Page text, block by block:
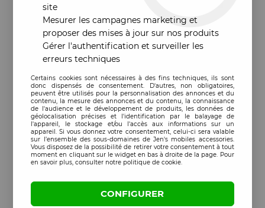
site
Mesurer les campagnes marketing et
proposer des mises à jour sur nos produits
Gérer l'authentification et surveiller les
erreurs techniques
Certains cookies sont nécessaires à des fins techniques, ils sont
donc dispensés de consentement. D'autres, non obligatoires,
peuvent être utilisés pour la personnalisation des annonces et du
contenu, la mesure des annonces et du contenu, la connaissance
de l'audience et le développement de produits, les données de
géolocalisation précises et l'identification par le balayage de
l'appareil, le stockage et/ou l'accès aux informations sur un
appareil. Si vous donnez votre consentement, celui-ci sera valable
sur l’ensemble des sous-domaines de Jen's mobiles accessories.
Vous disposez de la possibilité de retirer votre consentement à tout
moment en cliquant sur le widget en bas à droite de la page. Pour
en savoir plus, consulter notre politique de cookie.
CONFIGURER